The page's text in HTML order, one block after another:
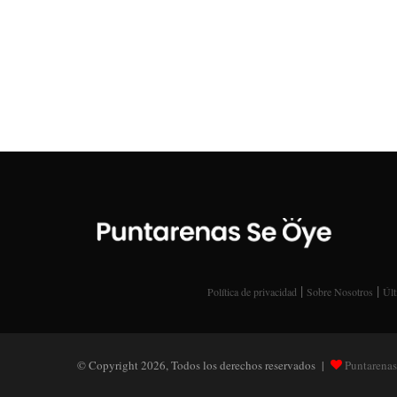
Política de privacidad | Sobre Nosotros |
© Copyright 2026, Todos los derechos reservados |